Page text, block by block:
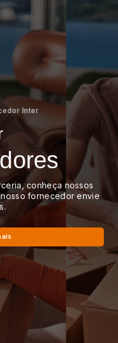
Inter
conheça nossos
fornecedor envie